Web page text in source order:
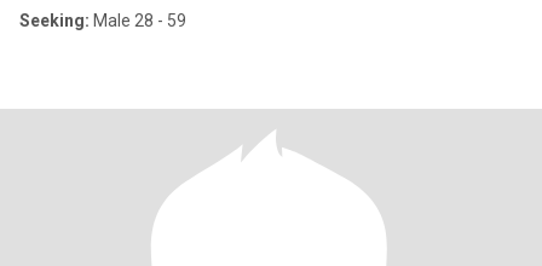
Seeking: Male 28 - 59